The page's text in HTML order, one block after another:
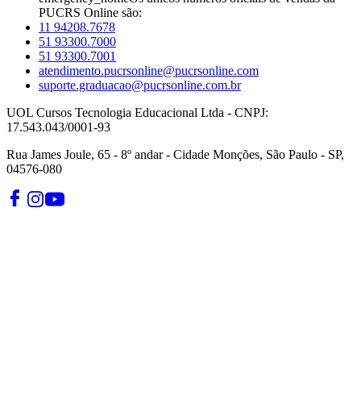
PUCRS Online são:
11 94208.7678
51 93300.7000
51 93300.7001
atendimento.pucrsonline@pucrsonline.com
suporte.graduacao@pucrsonline.com.br
UOL Cursos Tecnologia Educacional Ltda - CNPJ:
17.543.043/0001-93
Rua James Joule, 65 - 8º andar - Cidade Monções, São Paulo - SP,
04576-080